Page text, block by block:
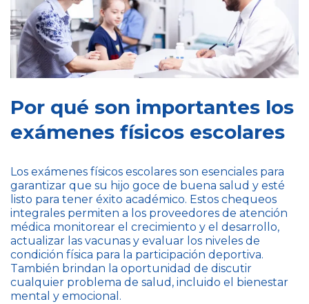
Por qué son importantes los
exámenes físicos escolares
Los exámenes físicos escolares son esenciales para
garantizar que su hijo goce de buena salud y esté
listo para tener éxito académico. Estos chequeos
integrales permiten a los proveedores de atención
médica monitorear el crecimiento y el desarrollo,
actualizar las vacunas y evaluar los niveles de
condición física para la participación deportiva.
También brindan la oportunidad de discutir
cualquier problema de salud, incluido el bienestar
mental y emocional.